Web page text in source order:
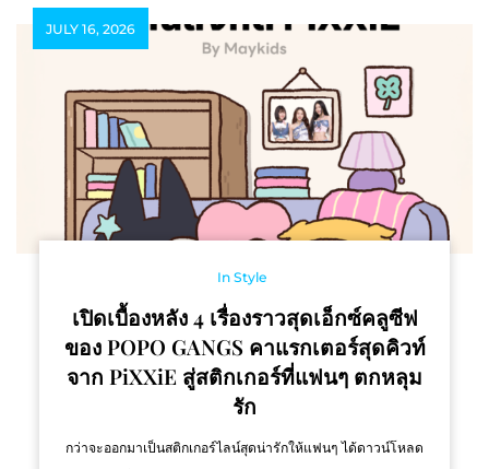
JULY 16, 2026
In Style
เปิดเบื้องหลัง 4 เรื่องราวสุดเอ็กซ์คลูซีฟ
ของ POPO GANGS คาแรกเตอร์สุดคิวท์
จาก PiXXiE สู่สติกเกอร์ที่แฟนๆ ตกหลุม
รัก
กว่าจะออกมาเป็นสติกเกอร์ไลน์สุดน่ารักให้แฟนๆ ได้ดาวน์โหลด